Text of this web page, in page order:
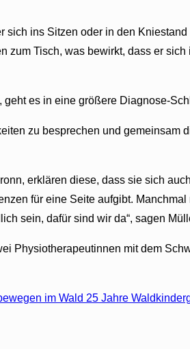
ins Sitzen oder in den Kniestand
zum Tisch, was bewirkt, dass er
es in eine größere Diagnose-
zu besprechen und gemeinsam
erklären diese, dass sie sich
für eine Seite aufgibt.
sein, dafür sind wir da“, sagen
Physiotherapeutinnen mit dem
im Wald 25 Jahre